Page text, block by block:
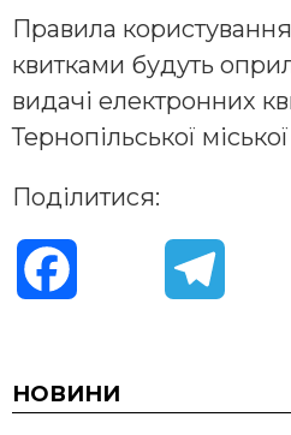
Правила
квитками будуть
видачі електронних
Тернопільської
Поділитися:
c
НОВИНИ